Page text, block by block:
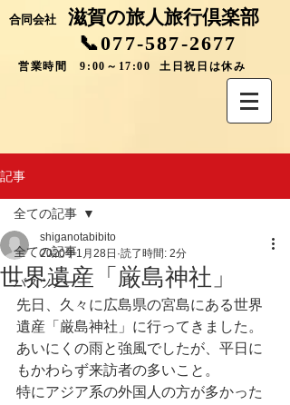
合同会社 滋賀の旅人旅行倶楽部
📞077-587-2677
営業時間 9:00～17:00 土日祝日は休み
記事
全ての記事
バスツアー
全ての記事
世界遺産「厳島神社」
shiganotabibito
2020年1月28日 読了時間: 2分
先日、久々に広島県の宮島にある世界
遺産「厳島神社」に行ってきました。
あいにくの雨と強風でしたが、平日に
もかわらず来訪者の多いこと。
特にアジア系の外国人の方が多かった